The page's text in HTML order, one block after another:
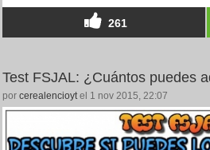
261
Test FSJAL: ¿Cuántos puedes
por cerealencioytel 1 nov 2015, 22:07